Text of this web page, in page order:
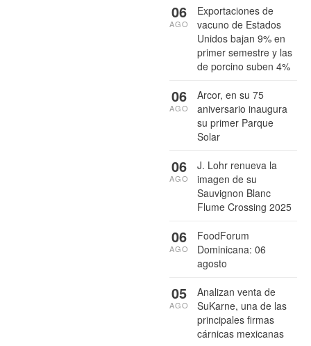
Exportaciones de
vacuno de Estados
Unidos bajan 9% en
primer semestre y las
de porcino suben 4%
06
AGO
Arcor, en su 75
aniversario inaugura
su primer Parque
Solar
06
AGO
J. Lohr renueva la
imagen de su
Sauvignon Blanc
Flume Crossing 2025
06
AGO
FoodForum
Dominicana: 06
agosto
06
AGO
Analizan venta de
SuKarne, una de las
principales firmas
cárnicas mexicanas
05
AGO